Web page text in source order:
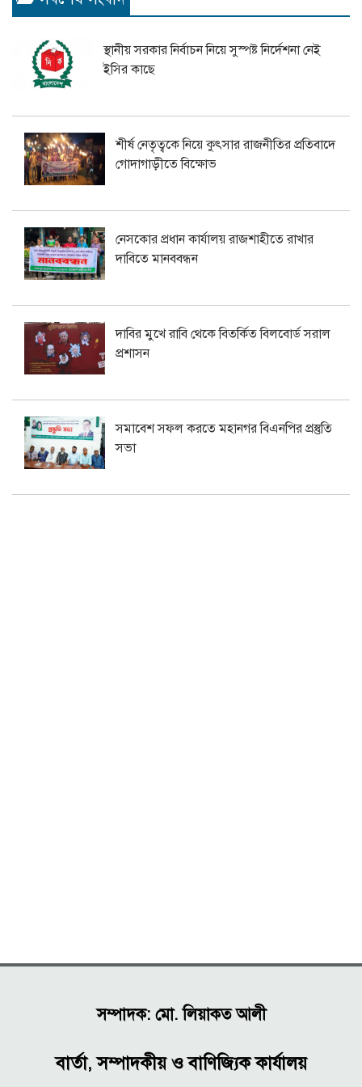
স্থানীয় সরকার নির্বাচন নিয়ে সুস্পষ্ট নির্দেশনা নেই
ইসির কাছে
শীর্ষ নেতৃত্বকে নিয়ে কুৎসার রাজনীতির প্রতিবাদে
গোদাগাড়ীতে বিক্ষোভ
নেসকোর প্রধান কার্যালয় রাজশাহীতে রাখার
দাবিতে মানববন্ধন
দাবির মুখে রাবি থেকে বিতর্কিত বিলবোর্ড সরাল
প্রশাসন
সমাবেশ সফল করতে মহানগর বিএনপির প্রস্তুতি
সভা
সম্পাদক: মো. লিয়াকত আলী
বার্তা, সম্পাদকীয় ও বাণিজ্যিক কার্যালয়